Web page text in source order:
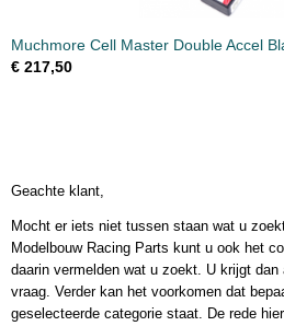
Muchmore Cell Master Double Accel
€ 217,50
Geachte klant,
Mocht er iets niet tussen staan wat u
Modelbouw Racing Parts kunt u ook het
daarin vermelden wat u zoekt. U krijgt dan
vraag. Verder kan het voorkomen dat
geselecteerde categorie staat. De rede